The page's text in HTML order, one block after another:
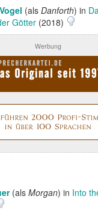
(als Danforth) in
Götter (2018)
Werbung
(als Morgan) in Into